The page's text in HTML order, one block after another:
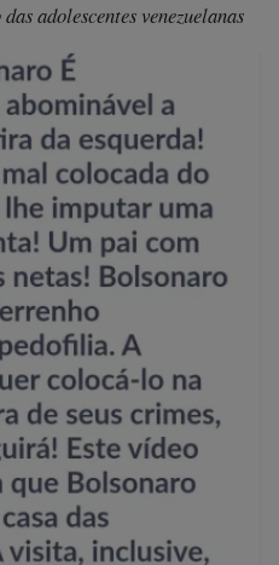
adolescentes venezuelanas